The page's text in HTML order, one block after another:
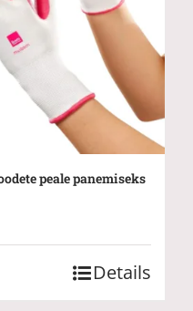
peale panemiseks
Details